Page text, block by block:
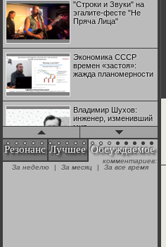
"Строки и Звуки" на
эгалите-фесте "Не
Пряча Лица"
Экономика СССР
времен «застоя»:
жажда планомерности
Владимир Шухов:
инженер, изменивший
мир
"Аркадий Коц" на
эгалите-фесте "Не
Резонанс Лучшее Обсуждаемое
комментариев:
За неделю
| За месяц | За все время